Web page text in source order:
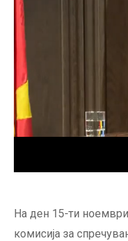
На ден 15-ти
комисија за